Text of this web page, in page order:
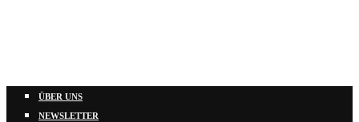
ÜBER UNS
NEWSLETTER